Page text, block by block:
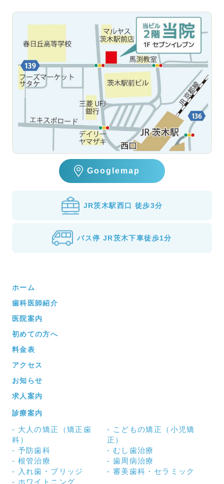
Googlemap
JR茨木駅西口 徒歩3分
バス停 JR茨木下車徒歩1分
ホーム
歯科医師紹介
医院案内
初めての方へ
料金表
アクセス
お知らせ
求人案内
診療案内
大人の矯正（矯正歯
科）
こどもの矯正（小児矯
正）
予防歯科
むし歯治療
根管治療
歯周病治療
入れ歯・ブリッジ
審美歯科・セラミック
ホワイトニング